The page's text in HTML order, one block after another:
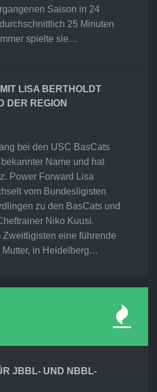
Saison in 24
25 Minuten
spielte sie…
LISA BERTHOLDT
DER REGION
bei den USC BasCats
Name und hat
Power Forward Lisa
vom Bundesligisten
zu den BasCats und
Niko Kuusi.
Zweitligisten eine führende
Mutter, in Heidelberg…
JBBL- UND NBBL-